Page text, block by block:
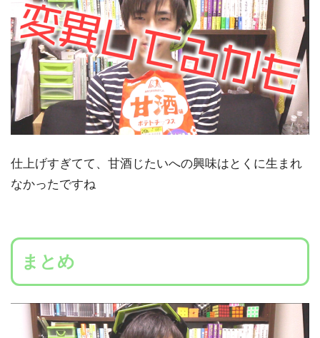
仕上げすぎてて、甘酒じたいへの興味はとくに生まれ
なかったですね
まとめ